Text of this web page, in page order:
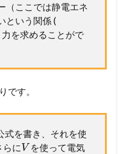
（ここでは静電エネ
という関係 (
を求めることがで
です。
式を書き、それを使
らに V を使って電気